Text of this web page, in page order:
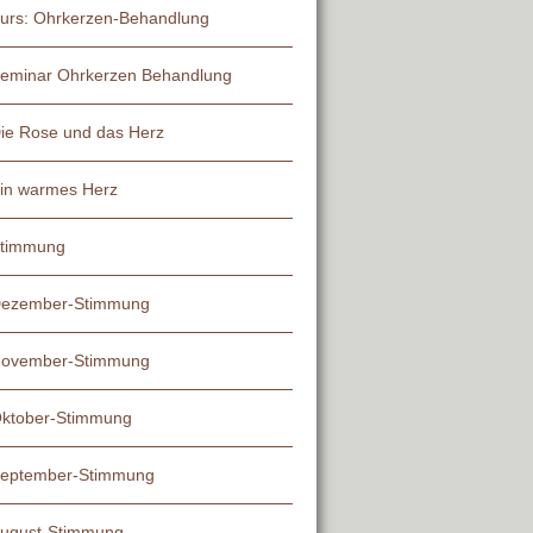
Ohrkerzen-Behandlung
Ohrkerzen Behandlung
Rose und das Herz
warmes Herz
Stimmung
Stimmung
Stimmung
Stimmung